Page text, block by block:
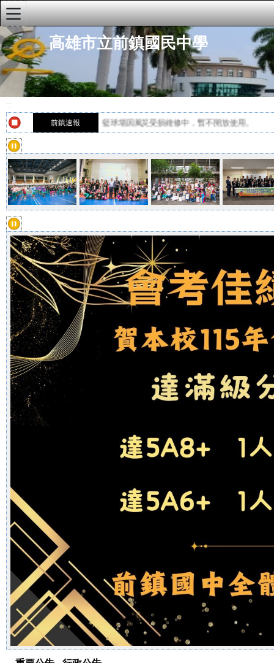
高雄市立前鎮國民中學
:::
學校首頁
學校簡介
重要公告
行政公告
學生公告
榮譽榜
人事公告
行政單位
快速連結
學校行事曆
資訊入口網
預約系統
報修系統
教學載具認證管理
捐款收支公告
教學資源
學習扶助平台
教職員mail
校務相關
課程計劃
教學正常化
公開授課公告
:::
前鎮速報
籃球場因風災受損維修中，暫不開放使用。